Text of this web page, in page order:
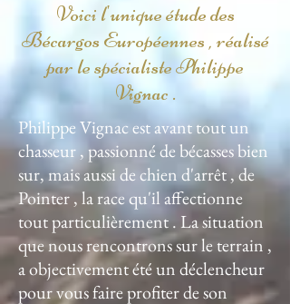
Voici l'unique étude des
Bécargos Européennes , réalisé
par le spécialiste Philippe
Vignac .
Philippe Vignac est avant tout un
chasseur , passionné de bécasses bien
sur, mais aussi de chien d'arrêt , de
Pointer , la race qu'il affectionne
tout particulièrement . La situation
que nous rencontrons sur le terrain ,
a objectivement été un déclencheur
pour vous faire profiter de son